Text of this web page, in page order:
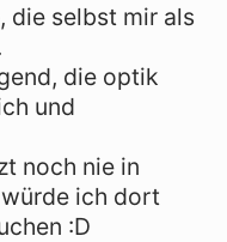
die selbst mir als
die optik
und
noch nie in
ich dort
:D